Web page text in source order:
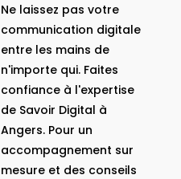
Ne laissez pas votre
communication digitale
entre les mains de
n'importe qui. Faites
confiance à l'expertise
de Savoir Digital à
Angers. Pour un
accompagnement sur
mesure et des conseils